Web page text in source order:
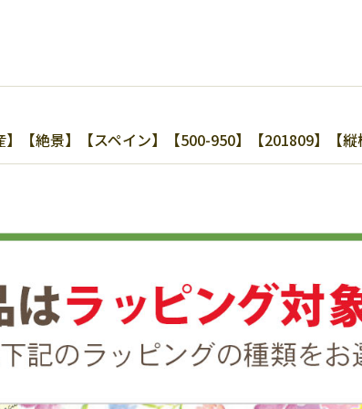
【絶景】【スペイン】【500-950】【201809】【縦